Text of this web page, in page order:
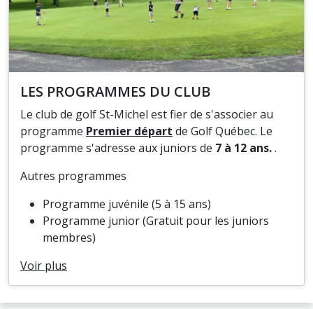
LES PROGRAMMES DU CLUB
Le club de golf St-Michel est fier de s'associer au
programme Premier départ de Golf Québec. Le
programme s'adresse aux juniors de 7 à 12 ans..
Autres programmes
Programme juvénile (5 à 15 ans)
Programme junior (Gratuit pour les juniors
membres)
Voir plus